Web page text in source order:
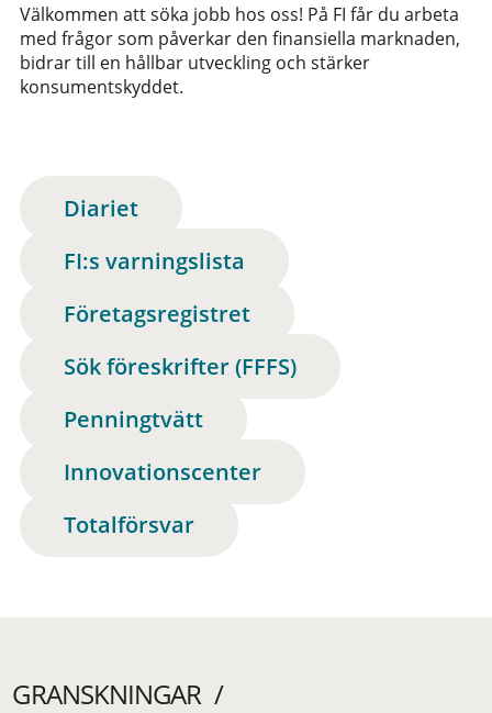
Välkommen att söka jobb hos oss! På FI får du arbeta
med frågor som påverkar den finansiella marknaden,
bidrar till en hållbar utveckling och stärker
konsumentskyddet.
Diariet
FI:s varningslista
Företagsregistret
Sök föreskrifter (FFFS)
Penningtvätt
Innovationscenter
Totalförsvar
GRANSKNINGAR